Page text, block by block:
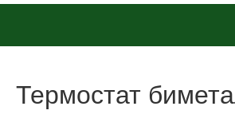
Термостат